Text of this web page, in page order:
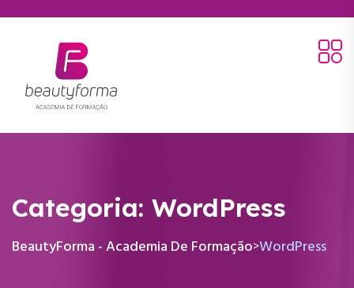
Categoria: WordPress
BeautyForma - Academia De Formação>WordPress